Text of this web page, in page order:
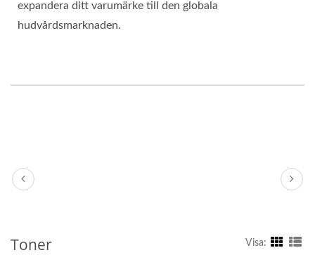
expandera ditt varumärke till den globala
hudvårdsmarknaden.
Toner Visa: